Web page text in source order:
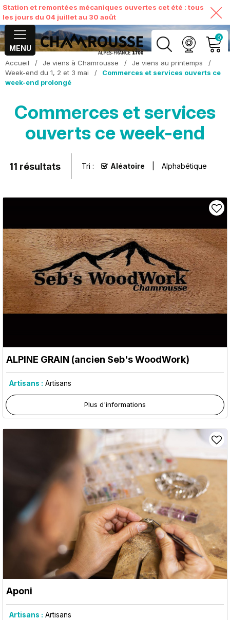
Station et remontées mécaniques ouvertes cet été : tous
les jours du 04 juillet au 30 août
MENU
0
MON COMPTE
Accueil / Je viens à Chamrousse / Je viens au printemps
/
Week-end du 1, 2 et 3 mai
/
Commerces et services ouverts ce
week-end prolongé
Commerces et services
ouverts ce week-end
11 résultats Tri : Aléatoire Alphabétique
ALPINE GRAIN (ancien Seb's WoodWork)
Artisans : Artisans
Plus d'informations
Aponi
Artisans : Artisans